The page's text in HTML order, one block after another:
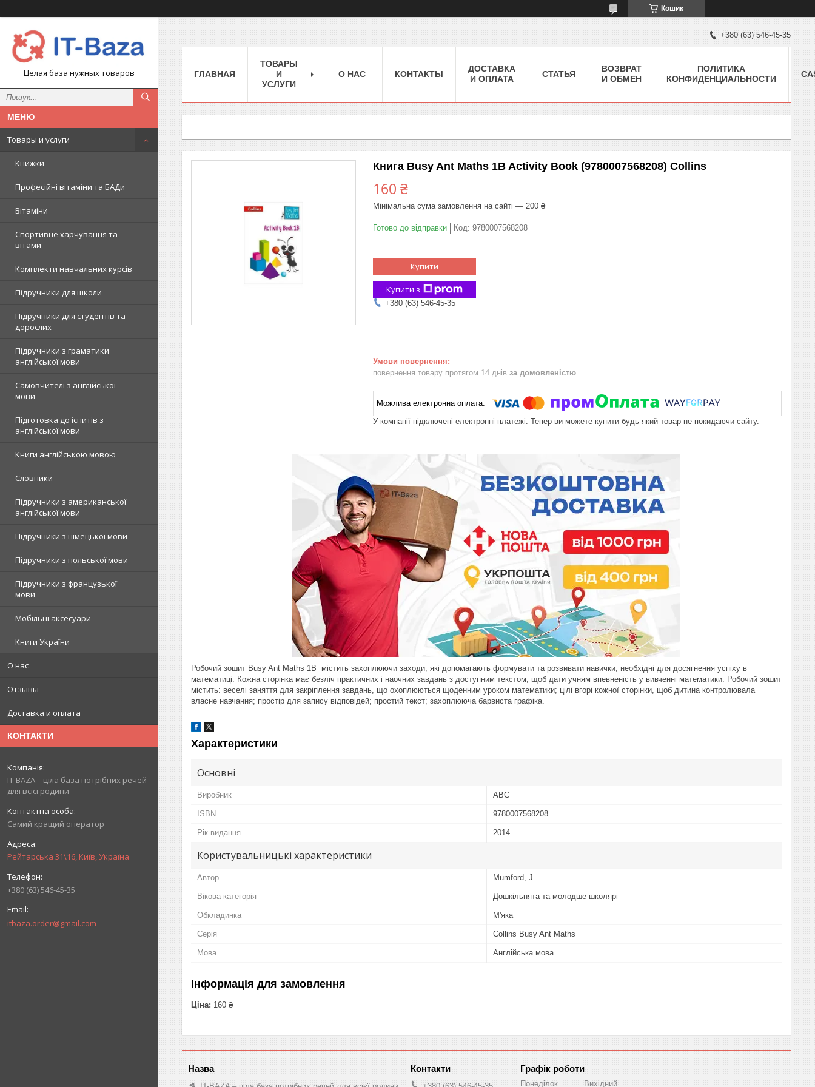
Кошик
Целая база нужных товаров
Товары и услуги
Книжки
Професійні вітаміни та БАДи
Вітаміни
Спортивне харчування та
вітами
Комплекти навчальних курсів
Підручники для школи
Підручники для студентів та
дорослих
Підручники з граматики
англійської мови
Самовчителі з англійської
мови
Підготовка до іспитів з
англійської мови
Книги англійською мовою
Словники
Підручники з американської
англійської мови
Підручники з німецької мови
Підручники з польської мови
Підручники з французької
мови
Мобільні аксесуари
Книги України
О нас
Отзывы
Доставка и оплата
КОНТАКТИ
IT-BAZA – ціла база потрібних речей
для всієї родини
Самий кращий оператор
Рейтарська 31\16, Київ, Україна
+380 (63) 546-45-35
itbaza.order@gmail.com
+380 (63) 546-45-35
ГЛАВНАЯ
ТОВАРЫ
И
УСЛУГИ
О НАС КОНТАКТЫ
ДОСТАВКА
И ОПЛАТА
СТАТЬЯ
ВОЗВРАТ
И ОБМЕН
ПОЛИТИКА
КОНФИДЕНЦИАЛЬНОСТИ
Книга Busy Ant Maths 1B Activity Book (9780007568208) Collins
160 ₴
Мінімальна сума замовлення на сайті — 200 ₴
Готово до відправки Код: 9780007568208
Купити
Купити з
+380 (63) 546-45-35
повернення товару протягом 14 днів за домовленістю
У компанії підключені електронні платежі. Тепер ви можете купити будь-який товар не покидаючи сайту.
Робочий зошит Busy Ant Maths 1B містить захоплюючи заходи, які допомагають формувати та розвивати навички, необхідні для досягнення успіху в
математиці. Кожна сторінка має безліч практичних і наочних завдань з доступним текстом, щоб дати учням впевненість у вивченні математики. Робочий зошит
містить: веселі заняття для закріплення завдань, що охоплюються щоденним уроком математики; цілі вгорі кожної сторінки, щоб дитина контролювала
власне навчання; простір для запису відповідей; простий текст; захоплююча барвиста графіка.
Характеристики
Основні
Виробник ABC
ISBN 9780007568208
Рік видання 2014
Користувальницькі характеристики
Автор Mumford, J.
Вікова категорія Дошкільнята та молодше школярі
Обкладинка М'яка
Серія Collins Busy Ant Maths
Мова Англійська мова
Інформація для замовлення
Ціна: 160 ₴
Графік роботи
Понеділок Вихідний